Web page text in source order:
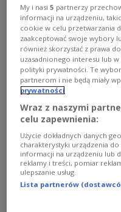
Bunker und
My i nasi5 partnerzy
informacji na urządzeniu,
cookie w celu przetwarzania
zaakceptować swoje wybory
również skorzystać z prawa
uzasadnionego interesu lub
polityki prywatności. Te
partnerom i nie będą miały
prywatności
Wraz z naszymi
celu zapewnienia:
Użycie dokładnych danych
charakterystyki urządzenia
informacji na urządzeniu lub
reklamy i treści, pomiar
ulepszanie usług.
Lista partnerów